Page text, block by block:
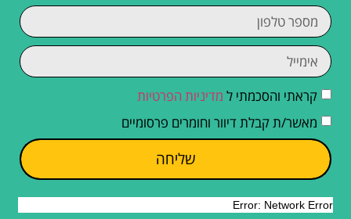
קראתי והסכמתי ל מדיניות הפרטיות
מאשר/ת קבלת דיוור וחומרים פרסומיים
שליחה